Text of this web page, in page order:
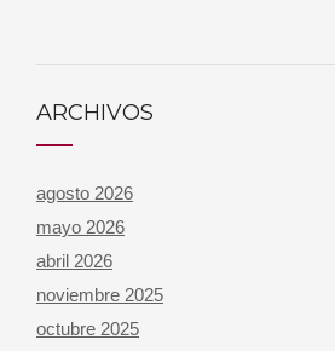
ARCHIVOS
agosto 2026
mayo 2026
abril 2026
noviembre 2025
octubre 2025